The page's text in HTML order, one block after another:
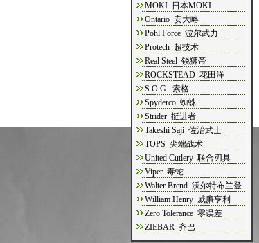
MOKI 日本MOKI
Ontario 安大略
Pohl Force 波尔武力
Protech 超技术
Real Steel 锐狮帝
ROCKSTEAD 花田洋
S.O.G. 索格
Spyderco 蜘蛛
Strider 挺进者
Takeshi Saji 佐治武士
TOPS 尖端战术
United Cutlery 联合刃具
Viper 毒蛇
Walter Brend 沃尔特布兰登
William Henry 威廉亨利
Zero Tolerance 零误差
ZIEBAR 齐巴